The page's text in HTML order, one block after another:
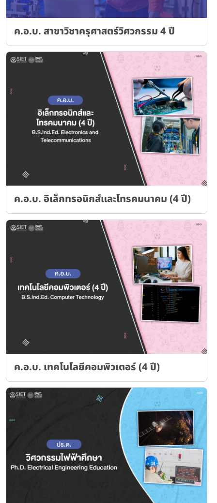
ค.อ.บ. สาขาวิชาครุศาสตร์วิศวกรรม 4 ปี
ค.อ.บ. อิเล็กทรอนิกส์และโทรคมนาคม (4 ปี)
ค.อ.บ. เทคโนโลยีคอมพิวเตอร์ (4 ปี)